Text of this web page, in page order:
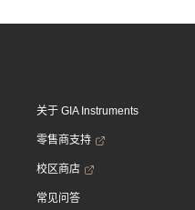
关于 GIA Instruments
零售商支持
校区商店
常见问答